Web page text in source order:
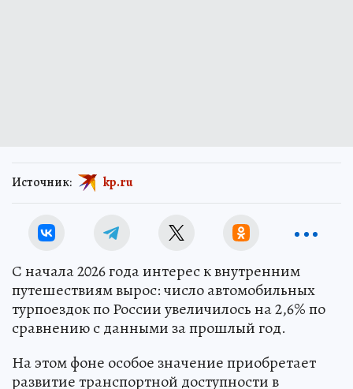
Источник: kp.ru
С начала 2026 года интерес к внутренним
путешествиям вырос: число автомобильных
турпоездок по России увеличилось на 2,6% по
сравнению с данными за прошлый год.
На этом фоне особое значение приобретает
развитие транспортной доступности в